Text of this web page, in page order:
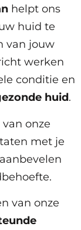
helpt ons
huid te
van jouw
werken
conditie en
huid.
onze
met je
van onze